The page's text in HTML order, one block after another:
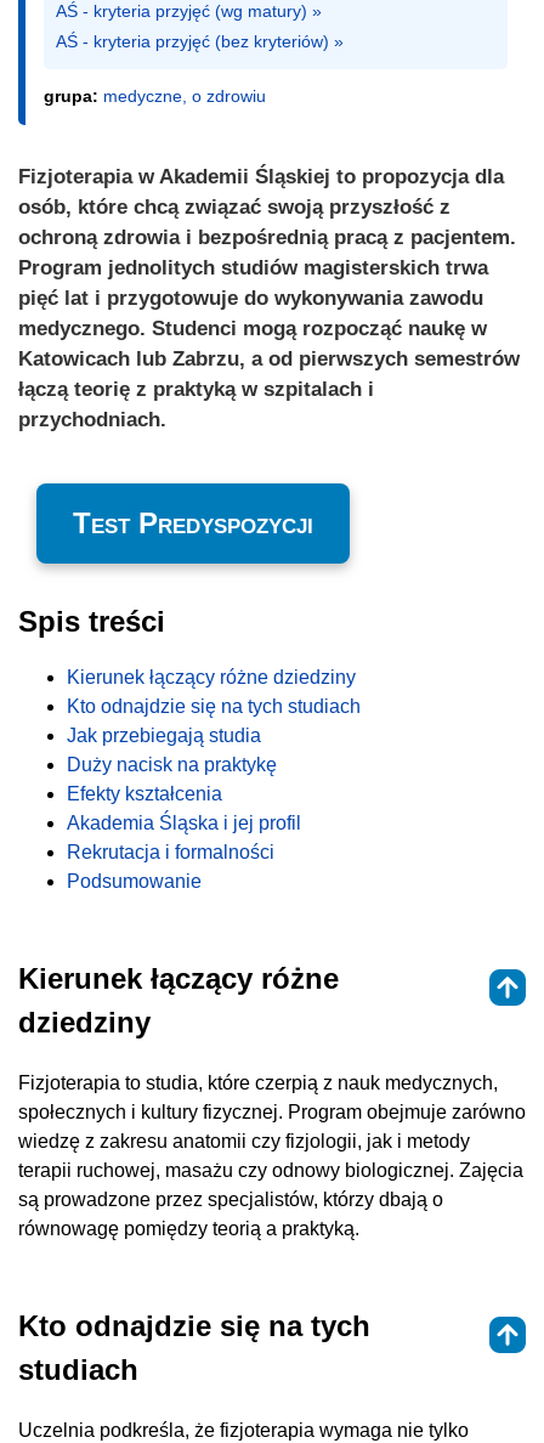
AŚ - kryteria przyjęć (wg matury) »
AŚ - kryteria przyjęć (bez kryteriów) »
grupa: medyczne, o zdrowiu
Fizjoterapia w Akademii Śląskiej to propozycja dla
osób, które chcą związać swoją przyszłość z
ochroną zdrowia i bezpośrednią pracą z pacjentem.
Program jednolitych studiów magisterskich trwa
pięć lat i przygotowuje do wykonywania zawodu
medycznego. Studenci mogą rozpocząć naukę w
Katowicach lub Zabrzu, a od pierwszych semestrów
łączą teorię z praktyką w szpitalach i
przychodniach.
Test Predyspozycji
Spis treści
Kierunek łączący różne dziedziny
Kto odnajdzie się na tych studiach
Jak przebiegają studia
Duży nacisk na praktykę
Efekty kształcenia
Akademia Śląska i jej profil
Rekrutacja i formalności
Podsumowanie
Kierunek łączący różne
dziedziny
Fizjoterapia to studia, które czerpią z nauk medycznych,
społecznych i kultury fizycznej. Program obejmuje zarówno
wiedzę z zakresu anatomii czy fizjologii, jak i metody
terapii ruchowej, masażu czy odnowy biologicznej. Zajęcia
są prowadzone przez specjalistów, którzy dbają o
równowagę pomiędzy teorią a praktyką.
Kto odnajdzie się na tych
studiach
Uczelnia podkreśla, że fizjoterapia wymaga nie tylko